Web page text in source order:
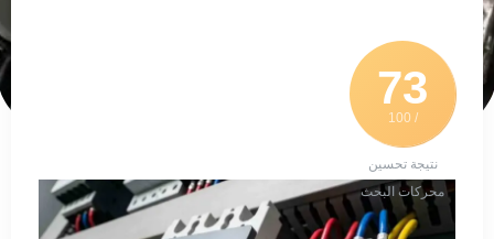
73
/ 100
نتيجة تحسين
محركات البحث